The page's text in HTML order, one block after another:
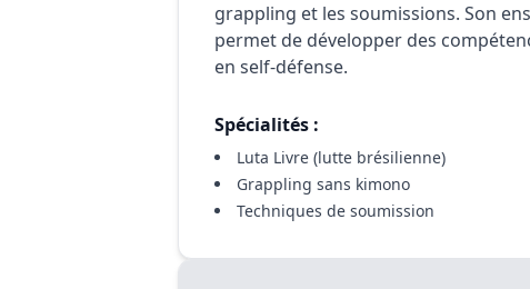
grappling et les soumissions. Son
permet de développer des
en self-défense.
Spécialités :
Luta Livre (lutte brésilienne)
Grappling sans kimono
Techniques de soumission